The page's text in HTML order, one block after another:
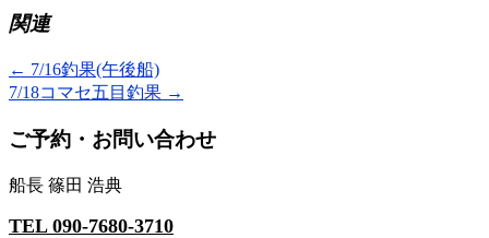
関連
← 7/16釣果(午後船)
7/18コマセ五目釣果 →
ご予約・お問い合わせ
船長 篠田 浩典
TEL 090-7680-3710